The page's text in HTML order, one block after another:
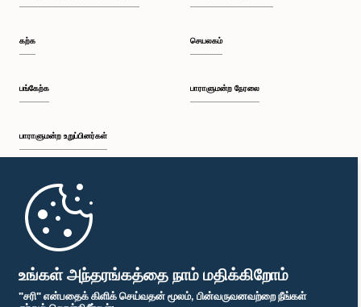
உங்கள் அந்தரங்கத்தை நாம் மதிக்கிறோம்
"சரி" என்பதைக் கிளிக் செய்வதன் மூலம், பின்வருவனவற்றை நீங்கள்
கற்க
பங்கேற்க
பாராளுமன்ற உறுப்பினர்கள்
முதற்பக்கம்
செயலகம்
பாராளுமன்ற நேரலை
பாராளுமன்ற கையடக்க செயலி